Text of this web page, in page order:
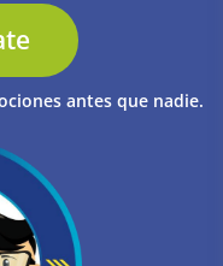
antes que nadie.